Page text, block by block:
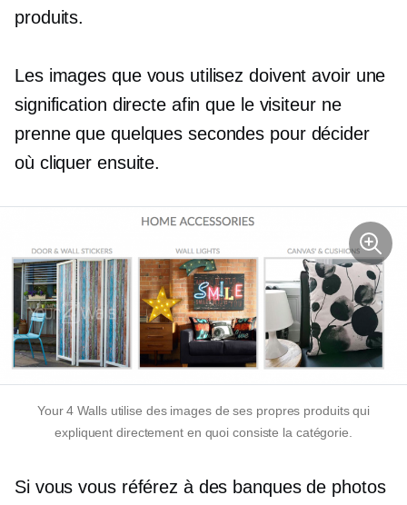
produits.
Les images que vous utilisez doivent avoir une
signification directe afin que le visiteur ne
prenne que quelques secondes pour décider
où cliquer ensuite.
Your 4 Walls utilise des images de ses propres produits qui
expliquent directement en quoi consiste la catégorie.
Si vous vous référez à des banques de photos